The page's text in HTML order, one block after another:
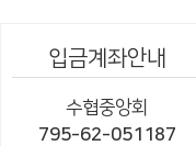
입금계좌안내
수협중앙회
795-62-051187